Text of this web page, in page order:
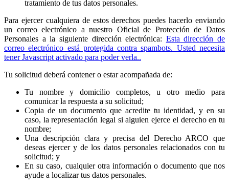
tratamiento de tus datos personales.
Para ejercer cualquiera de estos derechos puedes hacerlo enviando
un correo electrónico a nuestro Oficial de Protección de Datos
Personales a la siguiente dirección electrónica: Esta dirección de
correo electrónico está protegida contra spambots. Usted necesita
tener Javascript activado para poder verla..
Tu solicitud deberá contener o estar acompañada de:
Tu nombre y domicilio completos, u otro medio para
comunicar la respuesta a su solicitud;
Copia de un documento que acredite tu identidad, y en su
caso, la representación legal si alguien ejerce el derecho en tu
nombre;
Una descripción clara y precisa del Derecho ARCO que
deseas ejercer y de los datos personales relacionados con tu
solicitud; y
En su caso, cualquier otra información o documento que nos
ayude a localizar tus datos personales.